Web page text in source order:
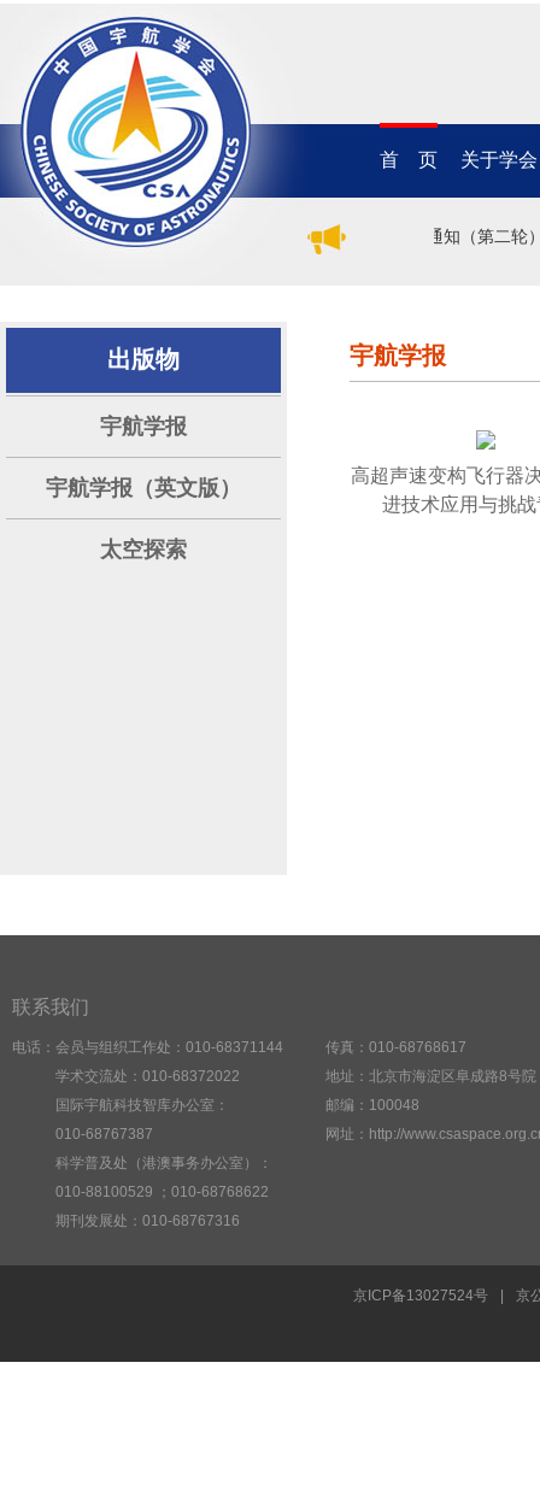
首 页 关于学会
2026年（第二十一届）中国电推进学术研讨会征文通知（第二轮）
出版物
宇航学报
宇航学报（英文版）
太空探索
宇航学报
高超声速变构飞行器
进技术应用与挑战
联系我们
电话：会员与组织工作处：010-68371144
学术交流处：010-68372022
国际宇航科技智库办公室：
010-68767387
科学普及处（港澳事务办公室）：
010-88100529 ；010-68768622
期刊发展处：010-68767316
传真：010-68768617
地址：北京市海淀区阜成路8号院
邮编：100048
网址：http://
京ICP备13027524号 京